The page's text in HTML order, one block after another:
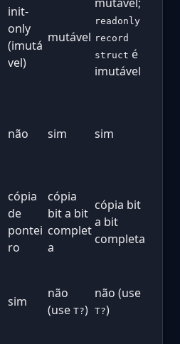
init-
only
(imutá
vel)
mutável
readonly
record
struct é
imutável
não sim sim
cópia
de
pontei
ro
cópia
bit a bit
complet
a
cópia bit
a bit
completa
sim
não
(use T?)
não (use
T?)